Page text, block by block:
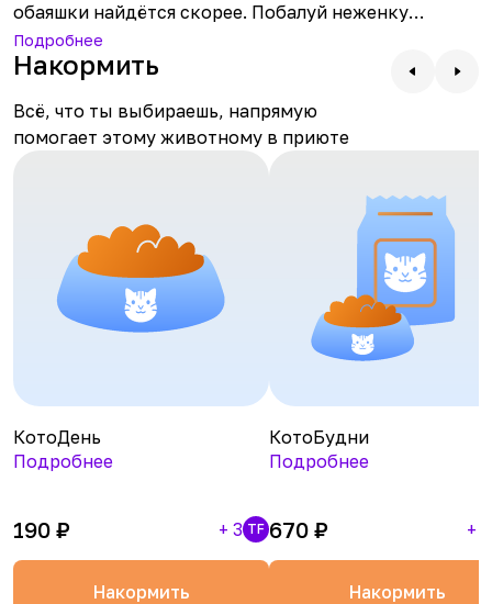
обаяшки найдётся скорее. Побалуй неженку
КотоДнями, КотоНедеоями или целым
КотоМесяцем. Заглядывай онлайн, а лучше приходи
Подробнее
Накормить
Всё, что ты выбираешь, напрямую
помогает этому животному в приюте
КотоДень
Подробнее
190 ₽ + 3 TF
Накормить
КотоБудни
Подробнее
670 ₽ +
Накормить